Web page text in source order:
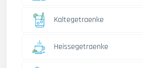
Kaltegetraenke
Heissegetraenke